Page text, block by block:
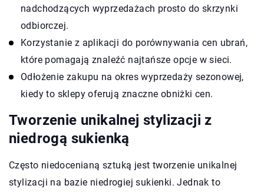
nadchodzących wyprzedażach prosto do skrzynki
odbiorczej.
Korzystanie z aplikacji do porównywania cen ubrań,
które pomagają znaleźć najtańsze opcje w sieci.
Odłożenie zakupu na okres wyprzedaży sezonowej,
kiedy to sklepy oferują znaczne obniżki cen.
Tworzenie unikalnej stylizacji z
niedrogą sukienką
Często niedocenianą sztuką jest tworzenie unikalnej
stylizacji na bazie niedrogiej sukienki. Jednak to